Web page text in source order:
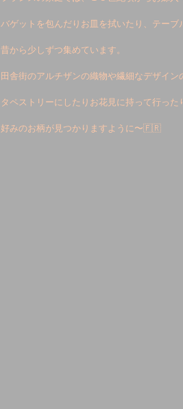
バゲットを包んだりお皿を拭いたり、テー
昔から少しずつ集めています。
田舎街のアルチザンの織物や繊細なデザイン
タペストリーにしたりお花見に持って行った
好みのお柄が見つかりますように〜🇫🇷